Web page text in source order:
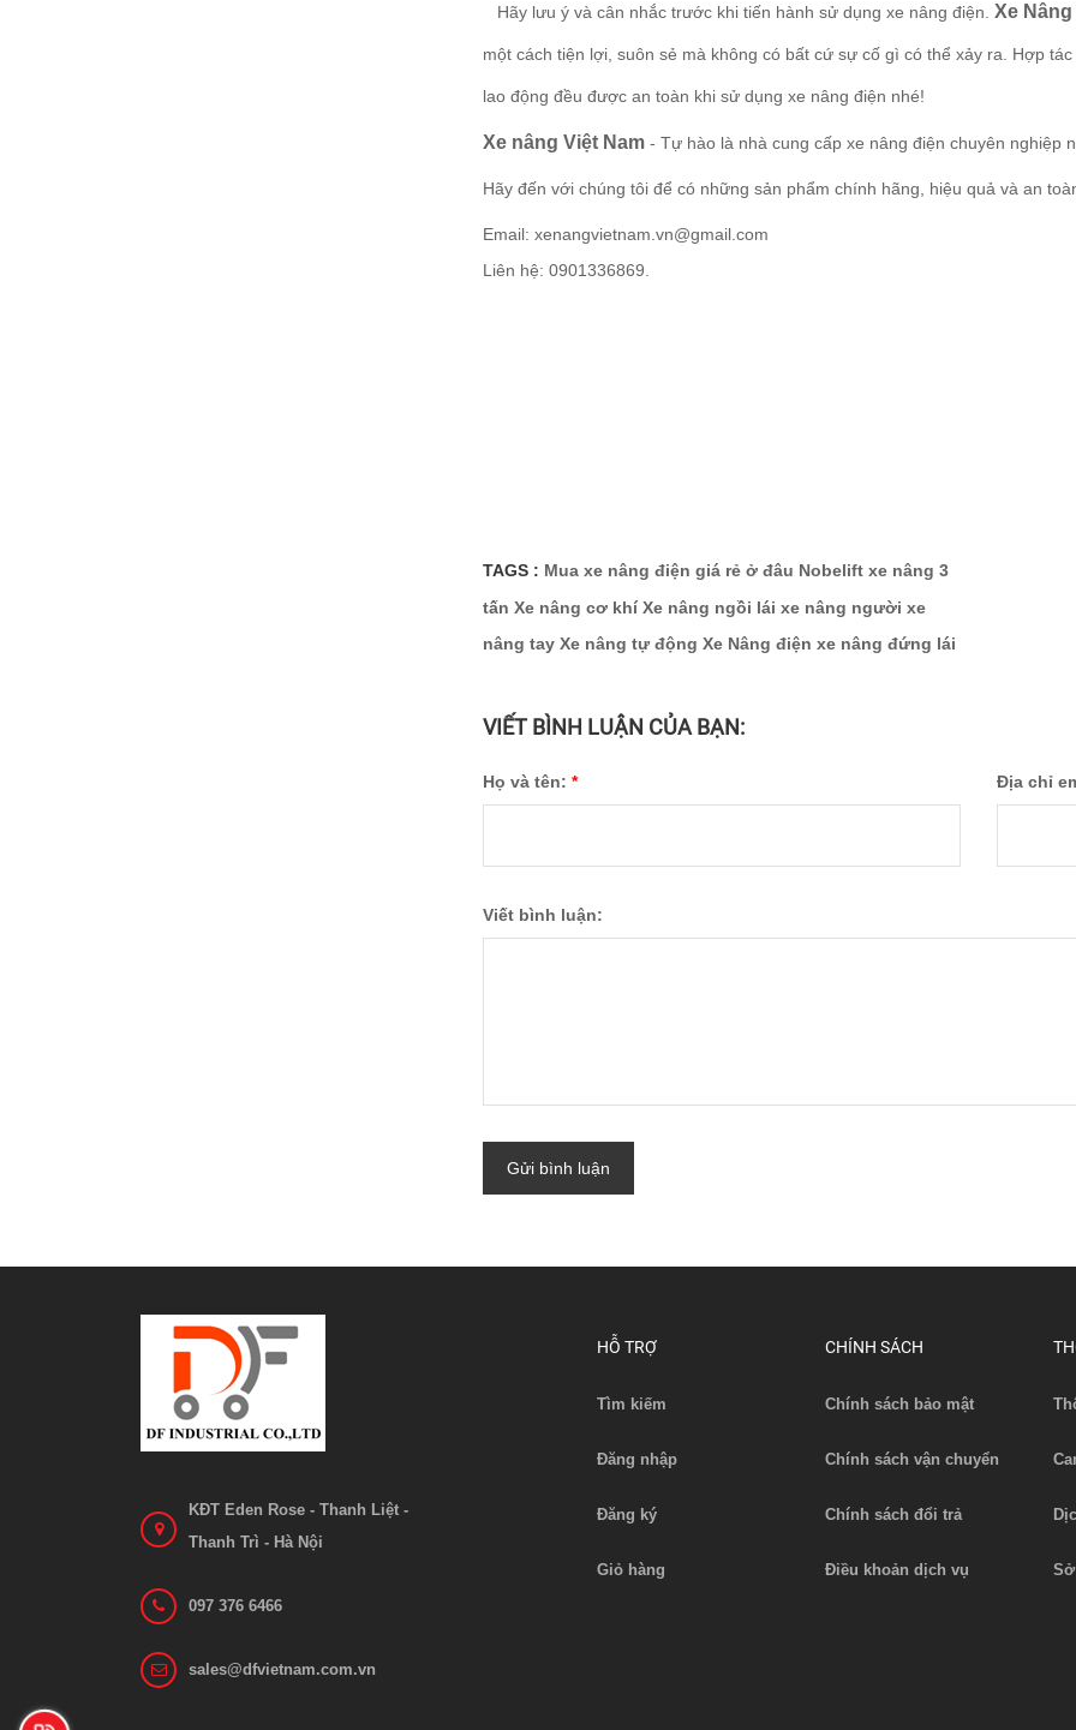
Hãy lưu ý và cân nhắc trước khi tiến hành sử dụng xe nâng điện. Xe
một cách tiện lợi, suôn sẻ mà không có bất cứ sự cố gì có thể xảy ra. Hợp
lao động đều được an toàn khi sử dụng xe nâng điện nhé!
Xe nâng Việt Nam - Tự hào là nhà cung cấp xe nâng điện chuyên nghiệp
Hãy đến với chúng tôi để có những sản phẩm chính hãng, hiệu quả và an
Email: xenangvietnam.vn@gmail.com
Liên hệ: 0901336869.
TAGS : Mua xe nâng điện giá rẻ ở đâu Nobelift xe nâng 3
tấn Xe nâng cơ khí Xe nâng ngồi lái xe nâng người xe
nâng tay Xe nâng tự động Xe Nâng điện xe nâng đứng lái
VIẾT BÌNH LUẬN CỦA BẠN:
Họ và tên: * Địa chỉ
Viết bình luận:
Gửi bình luận
KĐT Eden Rose - Thanh Liệt -
Thanh Trì - Hà Nội
097 376 6466
sales@dfvietnam.com.vn
HỖ TRỢ
Tìm kiếm
Đăng nhập
Đăng ký
Giỏ hàng
CHÍNH SÁCH
Chính sách bảo mật
Chính sách vận chuyển
Chính sách đổi trả
Điều khoản dịch vụ